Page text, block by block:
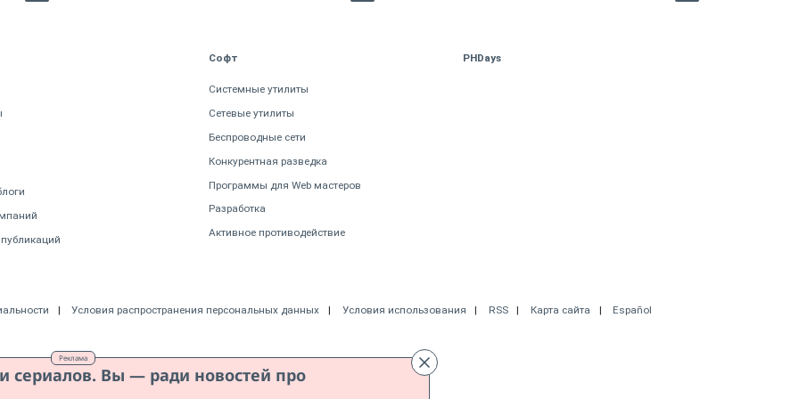
Реклама
сериалов. Вы — ради новостей про
Софт
Системные утилиты
Сетевые утилиты
Беспроводные сети
Конкурентная разведка
Программы для Web мастеров
Разработка
Активное противодействие
PHDays
Условия распространения персональных данных Условия использования RSS Карта сайта Español